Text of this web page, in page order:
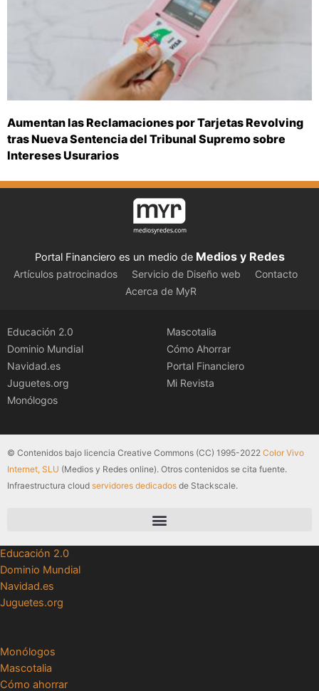
Aumentan las Reclamaciones por Tarjetas Revolving
tras Nueva Sentencia del Tribunal Supremo sobre
Intereses Usurarios
Portal Financiero es un medio de Medios y Redes
Artículos patrocinados Servicio de Diseño web
Contacto
Acerca de MyR
Educación 2.0
Dominio Mundial
Navidad.es
Juguetes.org
Monólogos
Mascotalia
Cómo Ahorrar
Portal Financiero
Mi Revista
© Contenidos bajo licencia Creative Commons (CC) 1995-2022 Color Vivo
Internet, SLU (Medios y Redes online). Otros contenidos se cita fuente.
Infraestructura cloud servidores dedicados de Stackscale.
Educación 2.0
Dominio Mundial
Navidad.es
Juguetes.org
Monólogos
Mascotalia
Cómo ahorrar